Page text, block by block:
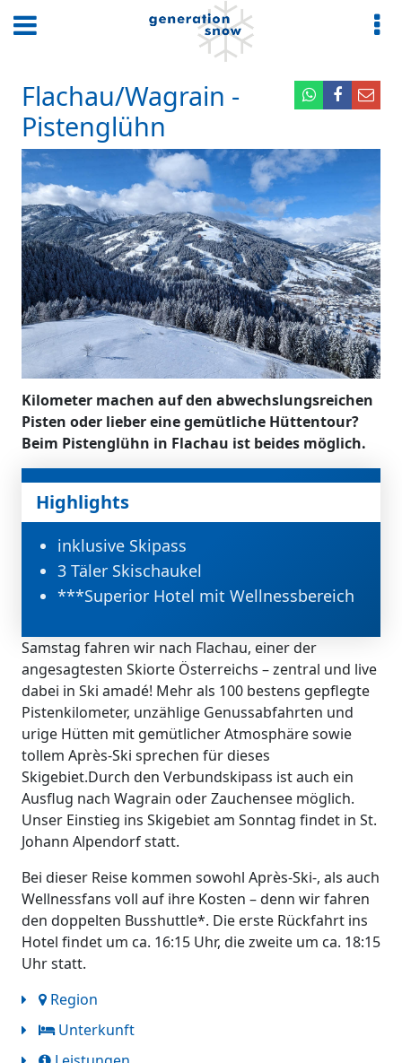
Flachau/Wagrain -
Pistenglühn
Kilometer machen auf den abwechslungsreichen
Pisten oder lieber eine gemütliche Hüttentour?
Beim Pistenglühn in Flachau ist beides möglich.
Highlights
inklusive Skipass
3 Täler Skischaukel
***Superior Hotel mit Wellnessbereich
Samstag fahren wir nach Flachau, einer der
angesagtesten Skiorte Österreichs – zentral und live
dabei in Ski amadé! Mehr als 100 bestens gepflegte
Pistenkilometer, unzählige Genussabfahrten und
urige Hütten mit gemütlicher Atmosphäre sowie
tollem Après-Ski sprechen für dieses
Skigebiet.Durch den Verbundskipass ist auch ein
Ausflug nach Wagrain oder Zauchensee möglich.
Unser Einstieg ins Skigebiet am Sonntag findet in St.
Johann Alpendorf statt.
Bei dieser Reise kommen sowohl Après-Ski-, als auch
Wellnessfans voll auf ihre Kosten – denn wir fahren
den doppelten Busshuttle*. Die erste Rückfahrt ins
Hotel findet um ca. 16:15 Uhr, die zweite um ca. 18:15
Uhr statt.
Region
Unterkunft